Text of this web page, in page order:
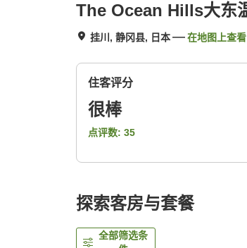
The Ocean Hills大东
挂川, 静冈县, 日本 在地图上查看
住客评分
很棒
点评数: 35
探索客房与套餐
全部筛选条